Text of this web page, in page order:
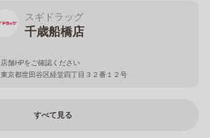
スギドラッグ
千歳船橋店
店舗HPをご確認ください
東京都世田谷区経堂四丁目３２番１２号
すべて見る